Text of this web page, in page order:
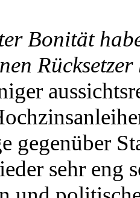
Bonität
gegenüber
sehr eng